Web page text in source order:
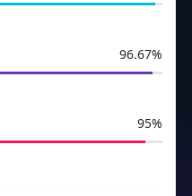
96.67%
95%